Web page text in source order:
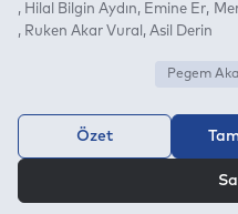
Hilal Bilgin Aydın
Emine Er
Ruken Akar Vural
Asil Derin
Pegem
Özet